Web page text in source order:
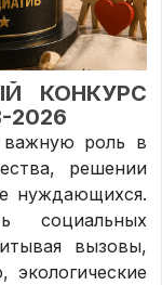
КОНКУРС
важную роль в
решении
нуждающихся.
социальных
вызовы,
экологические